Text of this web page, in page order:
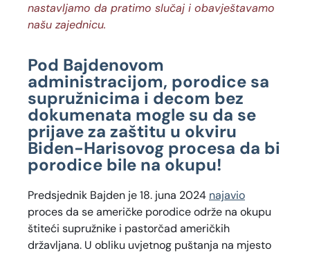
nastavljamo da pratimo slučaj i obavještavamo
našu zajednicu.
Pod Bajdenovom
administracijom, porodice sa
supružnicima i decom bez
dokumenata mogle su da se
prijave za zaštitu u okviru
Biden-Harisovog procesa da bi
porodice bile na okupu!
Predsjednik Bajden je 18. juna 2024 najavio
proces da se američke porodice održe na okupu
štiteći supružnike i pastorčad američkih
državljana. U obliku uvjetnog puštanja na mjesto